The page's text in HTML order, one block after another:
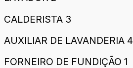
CALDERISTA 3
AUXILIAR DE LAVANDERIA 4
FORNEIRO DE FUNDIÇÃO 1